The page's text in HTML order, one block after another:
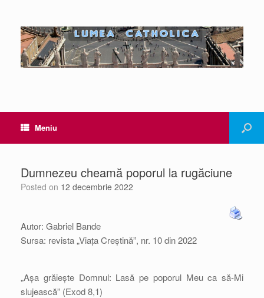
Meniu
Dumnezeu cheamă poporul la rugăciune
Posted on 12 decembrie 2022
Autor: Gabriel Bande
Sursa: revista „Viața Creștină”, nr. 10 din 2022
„Așa grăiește Domnul: Lasă pe poporul Meu ca să-Mi
slujească” (Exod 8,1)